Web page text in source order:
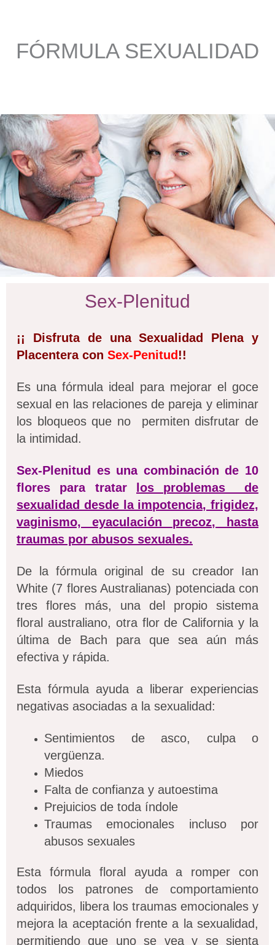
FÓRMULA SEXUALIDAD
Sex-Plenitud
¡¡ Disfruta de una Sexualidad Plena y
Placentera con Sex-Penitud!!
Es una fórmula ideal para mejorar el goce
sexual en las relaciones de pareja y eliminar
los bloqueos que no permiten disfrutar de
la intimidad.
Sex-Plenitud es una combinación de 10
flores para tratar
los problemas de
sexualidad desde la impotencia, frigidez,
vaginismo, eyaculación precoz, hasta
traumas por abusos sexuales.
De la fórmula original de su creador Ian
White (7 flores Australianas) potenciada con
tres flores más, una del propio sistema
floral australiano, otra flor de California y la
última de Bach para que sea aún más
efectiva y rápida.
Esta fórmula ayuda a liberar experiencias
negativas asociadas a la sexualidad:
Sentimientos de asco, culpa o
vergüenza.
Miedos
Falta de confianza y autoestima
Prejuicios de toda índole
Traumas emocionales incluso por
abusos sexuales
Esta fórmula floral ayuda a romper con
todos los patrones de comportamiento
adquiridos, libera los traumas emocionales y
mejora la aceptación frente a la sexualidad,
permitiendoque uno se vea y se sienta